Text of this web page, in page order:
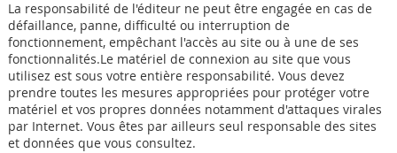
La responsabilité de l'éditeur ne peut être engagée en cas de
défaillance, panne, difficulté ou interruption de
fonctionnement, empêchant l'accès au site ou à une de ses
fonctionnalités.Le matériel de connexion au site que vous
utilisez est sous votre entière responsabilité. Vous devez
prendre toutes les mesures appropriées pour protéger votre
matériel et vos propres données notamment d'attaques virales
par Internet. Vous êtes par ailleurs seul responsable des sites
et données que vous consultez.